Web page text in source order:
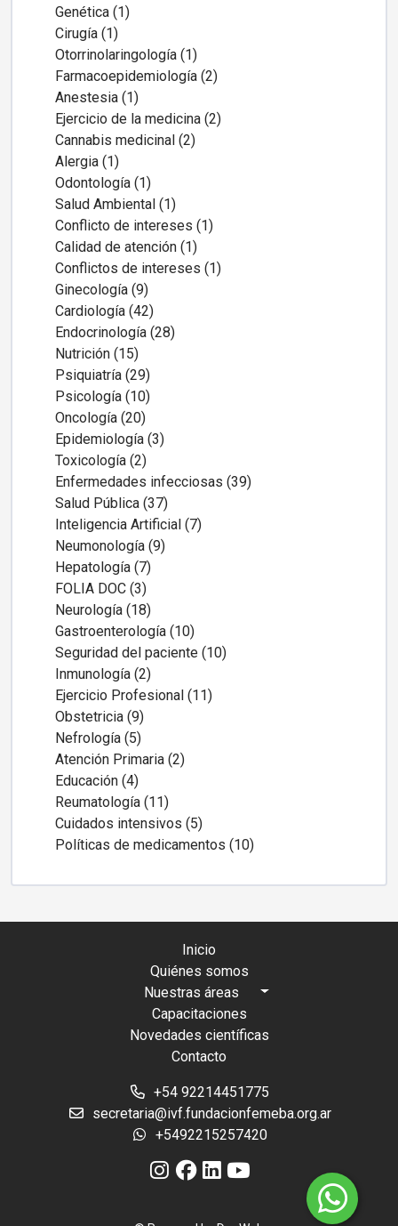
Genética (1)
Cirugía (1)
Otorrinolaringología (1)
Farmacoepidemiología (2)
Anestesia (1)
Ejercicio de la medicina (2)
Cannabis medicinal (2)
Alergia (1)
Odontología (1)
Salud Ambiental (1)
Conflicto de intereses (1)
Calidad de atención (1)
Conflictos de intereses (1)
Ginecología (9)
Cardiología (42)
Endocrinología (28)
Nutrición (15)
Psiquiatría (29)
Psicología (10)
Oncología (20)
Epidemiología (3)
Toxicología (2)
Enfermedades infecciosas (39)
Salud Pública (37)
Inteligencia Artificial (7)
Neumonología (9)
Hepatología (7)
FOLIA DOC (3)
Neurología (18)
Gastroenterología (10)
Seguridad del paciente (10)
Inmunología (2)
Ejercicio Profesional (11)
Obstetricia (9)
Nefrología (5)
Atención Primaria (2)
Educación (4)
Reumatología (11)
Cuidados intensivos (5)
Políticas de medicamentos (10)
Inicio
Quiénes somos
Nuestras áreas
Capacitaciones
Novedades científicas
Contacto
+54 92214451775
secretaria@ivf.fundacionfemeba.org.ar
+5492215257420